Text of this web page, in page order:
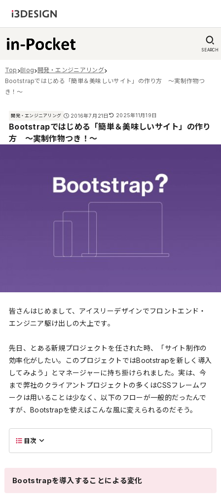
SEARCH
Top Blog
開発・エンジニアリング
Bootstrapではじめる「簡単＆美味しいサイト」の作り方 〜実制作物つ
き！〜
開発・エンジニアリング 2016年7月21日 2025年11月19日
Bootstrapではじめる「簡単＆美味しいサイト」の作り
方 〜実制作物つき！〜
皆さんはじめまして、アイスリーデザインでフロントエンド・
エンジニア駆け出しの大上です。
先日、とある新規プロジェクトを任された時、「サイト制作の
効率化がしたい。このプロジェクトではBootstrapを新しく導入
してみよう」とマネージャーに持ち掛けられました。実は、今
まで弊社のクライアントプロジェクトの多くはCSSフレームワ
ークは用いることは少なく、以下のフローが一般的だったんで
すが、Bootstrapを使えばこんな風に変えられるのだそう。
目次
Bootstrapを導入することによる変化